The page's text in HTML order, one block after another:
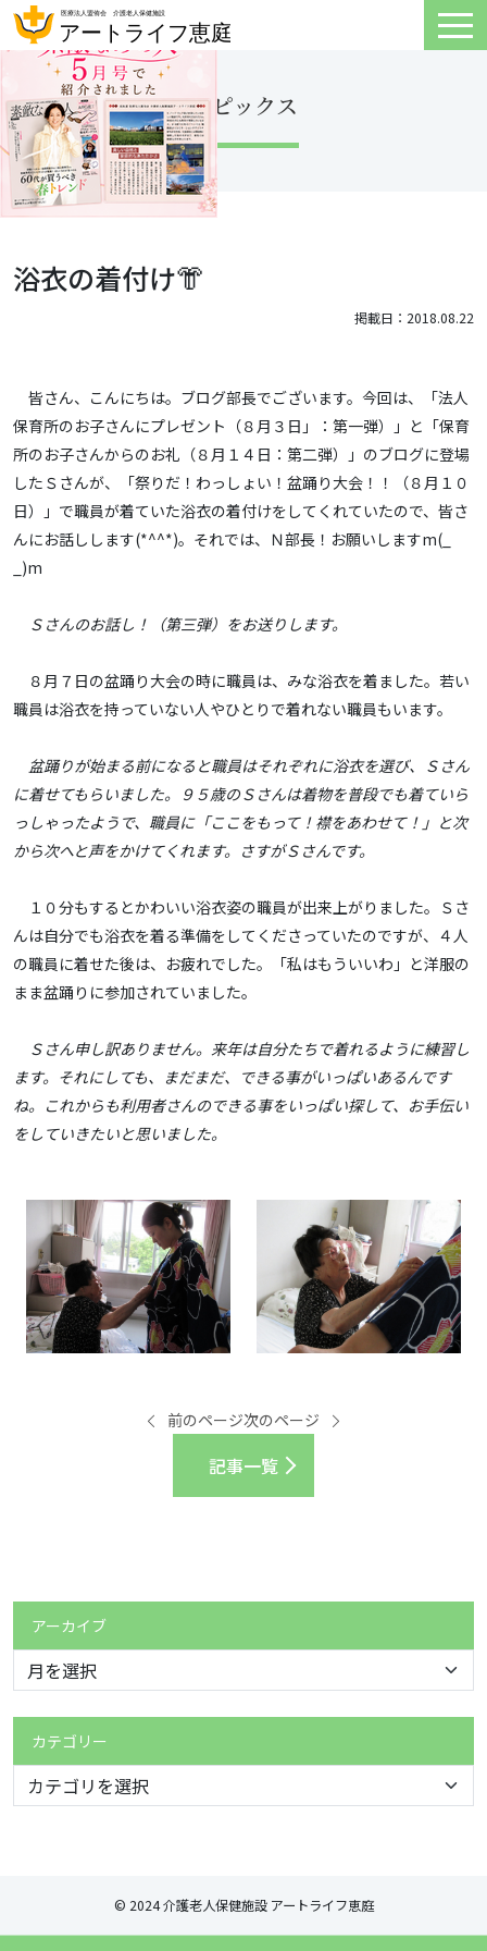
トピックス
浴衣の着付け👘
掲載日：2018.08.22
皆さん、こんにちは。ブログ部長でございます。今回は、「法人
保育所のお子さんにプレゼント（８月３日」：第一弾）」と「保育
所のお子さんからのお礼（８月１４日：第二弾）」のブログに登場
したＳさんが、「祭りだ！わっしょい！盆踊り大会！！（８月１０
日）」で職員が着ていた浴衣の着付けをしてくれていたので、皆さ
んにお話しします(*^^*)。それでは、Ｎ部長！お願いしますm(_
_)m
Ｓさんのお話し！（第三弾）をお送りします。
８月７日の盆踊り大会の時に職員は、みな浴衣を着ました。若い
職員は浴衣を持っていない人やひとりで着れない職員もいます。
盆踊りが始まる前になると職員はそれぞれに浴衣を選び、Ｓさん
に着せてもらいました。９５歳のＳさんは着物を普段でも着ていら
っしゃったようで、職員に「ここをもって！襟をあわせて！」と次
から次へと声をかけてくれます。さすがＳさんです。
１０分もするとかわいい浴衣姿の職員が出来上がりました。Ｓさ
んは自分でも浴衣を着る準備をしてくださっていたのですが、４人
の職員に着せた後は、お疲れでした。「私はもういいわ」と洋服の
まま盆踊りに参加されていました。
Ｓさん申し訳ありません。来年は自分たちで着れるように練習し
ます。それにしても、まだまだ、できる事がいっぱいあるんです
ね。これからも利用者さんのできる事をいっぱい探して、お手伝い
をしていきたいと思いました。
前のページ
記事一覧
次のページ
アーカイブ
カテゴリー
© 2024 介護老人保健施設 アートライフ恵庭